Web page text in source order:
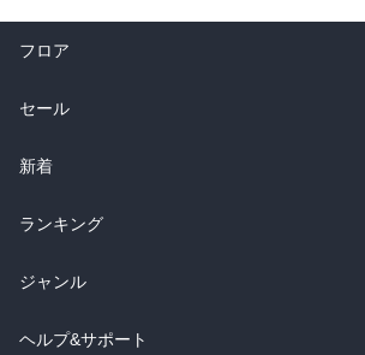
フロア
総合
ラノベ
雑誌・グラビア
BL・TL
セール
総合
ラノベ
雑誌・グラビア
BL・TL
新着
総合
ラノベ
雑誌・グラビア
ランキング
総合
ラノベ
ジャンル
コミック
ヘルプ&サポート